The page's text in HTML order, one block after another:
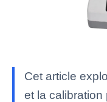
Cet article
et la calibration